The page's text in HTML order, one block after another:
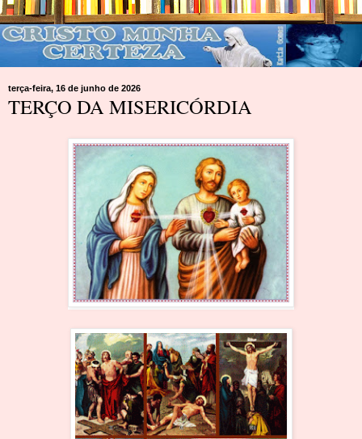
terça-feira, 16 de junho de 2026
TERÇO DA MISERICÓRDIA